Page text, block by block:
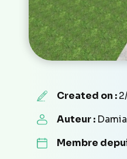
Created on :
Auteur :
Membre